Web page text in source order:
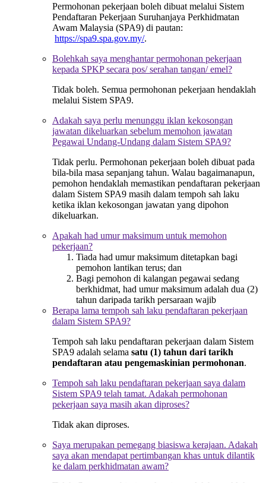
Permohonan pekerjaan boleh dibuat melalui Sistem
Pendaftaran Pekerjaan Suruhanjaya Perkhidmatan
Awam Malaysia (SPA9) di pautan:
https://spa9.spa.gov.my/.
Bolehkah saya menghantar permohonan pekerjaan
kepada SPKP secara pos/ serahan tangan/ emel?
Tidak boleh. Semua permohonan pekerjaan hendaklah
melalui Sistem SPA9.
Adakah saya perlu menunggu iklan kekosongan
jawatan dikeluarkan sebelum memohon jawatan
Pegawai Undang-Undang dalam Sistem SPA9?
Tidak perlu. Permohonan pekerjaan boleh dibuat pada
bila-bila masa sepanjang tahun. Walau bagaimanapun,
pemohon hendaklah memastikan pendaftaran pekerjaan
dalam Sistem SPA9 masih dalam tempoh sah laku
ketika iklan kekosongan jawatan yang dipohon
dikeluarkan.
Apakah had umur maksimum untuk memohon
pekerjaan?
Tiada had umur maksimum ditetapkan bagi
pemohon lantikan terus; dan
Bagi pemohon di kalangan pegawai sedang
berkhidmat, had umur maksimum adalah dua (2)
tahun daripada tarikh persaraan wajib
Berapa lama tempoh sah laku pendaftaran pekerjaan
dalam Sistem SPA9?
Tempoh sah laku pendaftaran pekerjaan dalam Sistem
SPA9 adalah selama satu (1) tahun dari tarikh
pendaftaran atau pengemaskinian permohonan.
Tempoh sah laku pendaftaran pekerjaan saya dalam
Sistem SPA9 telah tamat. Adakah permohonan
pekerjaan saya masih akan diproses?
Tidak akan diproses.
Saya merupakan pemegang biasiswa kerajaan. Adakah
saya akan mendapat pertimbangan khas untuk dilantik
ke dalam perkhidmatan awam?